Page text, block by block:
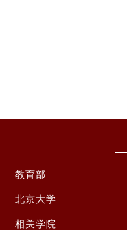
教育部
北京大学
相关学院